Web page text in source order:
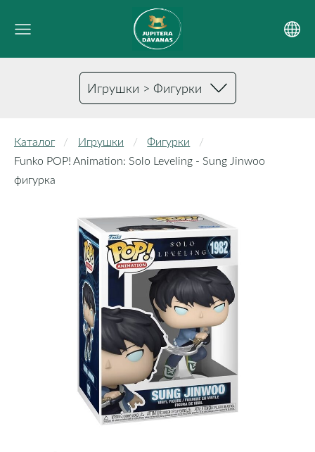
Игрушки > Фигурки
Каталог Игрушки
Фигурки
Funko POP! Animation: Solo Leveling - Sung Jinwoo
фигурка